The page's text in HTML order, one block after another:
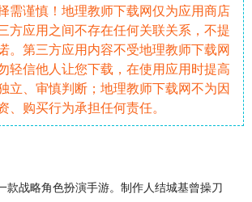
需谨慎！地理教师下载网仅为应用商店
方应用之间不存在任何关联关系，不提
。第三方应用内容不受地理教师下载网
轻信他人让您下载，在使用应用时提高
立、审慎判断；地理教师下载网不为因
、购买行为承担任何责任。
款战略角色扮演手游。制作人结城基曾操刀